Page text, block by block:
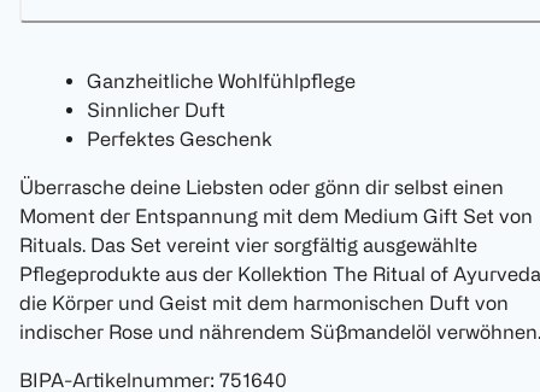
Ganzheitliche Wohlfühlpflege
Sinnlicher Duft
Perfektes Geschenk
Überrasche deine Liebsten oder gönn dir selbst einen
Moment der Entspannung mit dem Medium Gift Set von
Rituals. Das Set vereint vier sorgfältig ausgewählte
Pflegeprodukte aus der Kollektion The Ritual of
die Körper und Geist mit dem harmonischen Duft von
indischer Rose und nährendem Süßmandelöl verwöhnen.
BIPA-Artikelnummer: 751640